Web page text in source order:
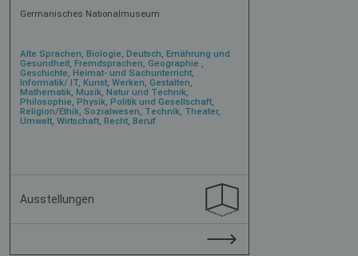
Germanisches Nationalmuseum
Alte Sprachen, Biologie, Deutsch, Ernährung und
Gesundheit, Fremdsprachen, Geographie ,
Geschichte, Heimat- und Sachunterricht,
Informatik/ IT, Kunst, Werken, Gestalten,
Mathematik, Musik, Natur und Technik,
Philosophie, Physik, Politik und Gesellschaft,
Religion/Ethik, Sozialwesen, Technik, Theater,
Umwelt, Wirtschaft, Recht, Beruf
Ausstellungen